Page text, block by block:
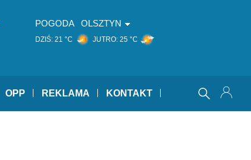
POGODA OLSZTYN
DZIŚ: 21 °C JUTRO: 25 °C
OPP REKLAMA KONTAKT